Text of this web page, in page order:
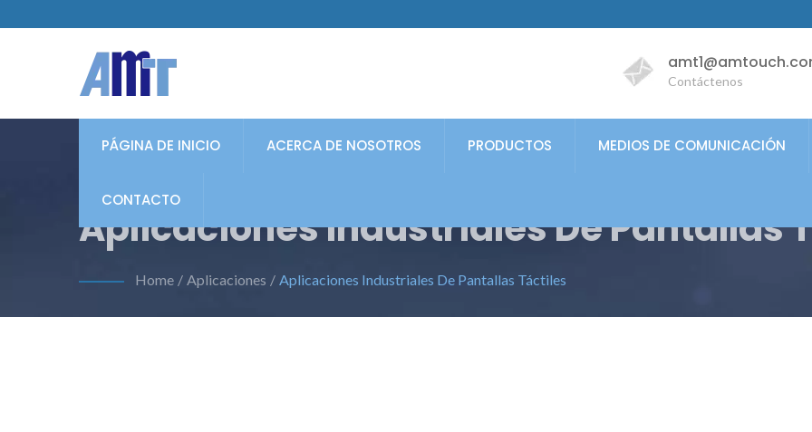
Contáctenos
PÁGINA DE INICIO ACERCA DE NOSOTROS PRODUCTOS MEDIOS DE COMUNICACIÓN
CONTACTO
Aplicaciones Industriales De Pantallas
Home / Aplicaciones / Aplicaciones Industriales De Pantallas Táctiles